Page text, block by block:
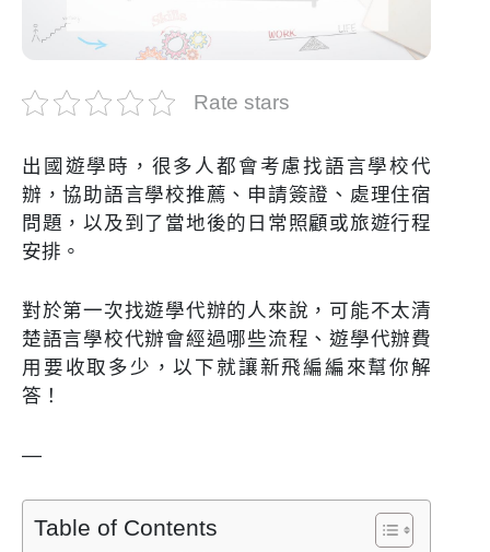
Rate stars
出國遊學時，很多人都會考慮找語言學校代
辦，協助語言學校推薦、申請簽證、處理住宿
問題，以及到了當地後的日常照顧或旅遊行程
安排。
對於第一次找遊學代辦的人來說，可能不太清
楚語言學校代辦會經過哪些流程、遊學代辦費
用要收取多少，以下就讓新飛編編來幫你解
答！
—
Table of Contents